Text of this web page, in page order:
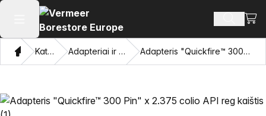
Atidaryti pagrindinį meniu Ieškoti
NamonKatalogas Adapteriai ir traukiančios akys Adapteris "Quickfire™ 300 Pin" x 2.375 colio API reg kaištis